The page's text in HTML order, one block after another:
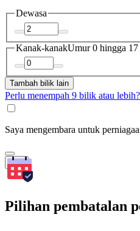
Dewasa
Kanak-kanakUmur 0 hingga 17
Tambah bilik lain
Perlu menempah 9 bilik atau lebih?
Saya mengembara untuk
Cari
Pilihan pembatalan